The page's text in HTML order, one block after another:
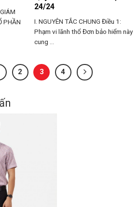
PHẦN
24/24
I. NGUYÊN TẮC CHUNG Điều 1:
Phạm vi lãnh thổ Đơn bảo hiểm này
cung ...
2 3 4